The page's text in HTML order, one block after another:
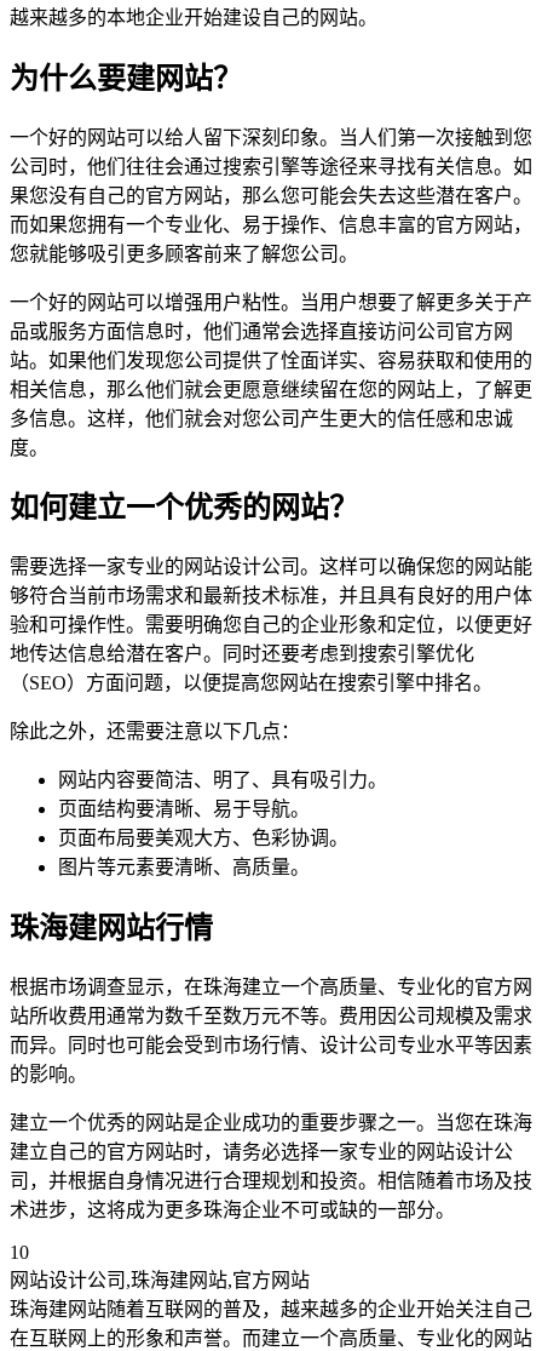
越来越多的本地企业开始建设自己的网站。
为什么要建网站？
一个好的网站可以给人留下深刻印象。当人们第一次接触到您
公司时，他们往往会通过搜索引擎等途径来寻找有关信息。如
果您没有自己的官方网站，那么您可能会失去这些潜在客户。
而如果您拥有一个专业化、易于操作、信息丰富的官方网站，
您就能够吸引更多顾客前来了解您公司。
一个好的网站可以增强用户粘性。当用户想要了解更多关于产
品或服务方面信息时，他们通常会选择直接访问公司官方网
站。如果他们发现您公司提供了恮面详实、容易获取和使用的
相关信息，那么他们就会更愿意继续留在您的网站上，了解更
多信息。这样，他们就会对您公司产生更大的信任感和忠诚
度。
如何建立一个优秀的网站？
需要选择一家专业的网站设计公司。这样可以确保您的网站能
够符合当前市场需求和最新技术标准，并且具有良好的用户体
验和可操作性。需要明确您自己的企业形象和定位，以便更好
地传达信息给潜在客户。同时还要考虑到搜索引擎优化
（SEO）方面问题，以便提高您网站在搜索引擎中排名。
除此之外，还需要注意以下几点：
网站内容要简洁、明了、具有吸引力。
页面结构要清晰、易于导航。
页面布局要美观大方、色彩协调。
图片等元素要清晰、高质量。
珠海建网站行情
根据市场调查显示，在珠海建立一个高质量、专业化的官方网
站所收费用通常为数千至数万元不等。费用因公司规模及需求
而异。同时也可能会受到市场行情、设计公司专业水平等因素
的影响。
建立一个优秀的网站是企业成功的重要步骤之一。当您在珠海
建立自己的官方网站时，请务必选择一家专业的网站设计公
司，并根据自身情况进行合理规划和投资。相信随着市场及技
术进步，这将成为更多珠海企业不可或缺的一部分。
10
网站设计公司,珠海建网站,官方网站
珠海建网站随着互联网的普及，越来越多的企业开始关注自己
在互联网上的形象和声誉。而建立一个高质量、专业化的网站